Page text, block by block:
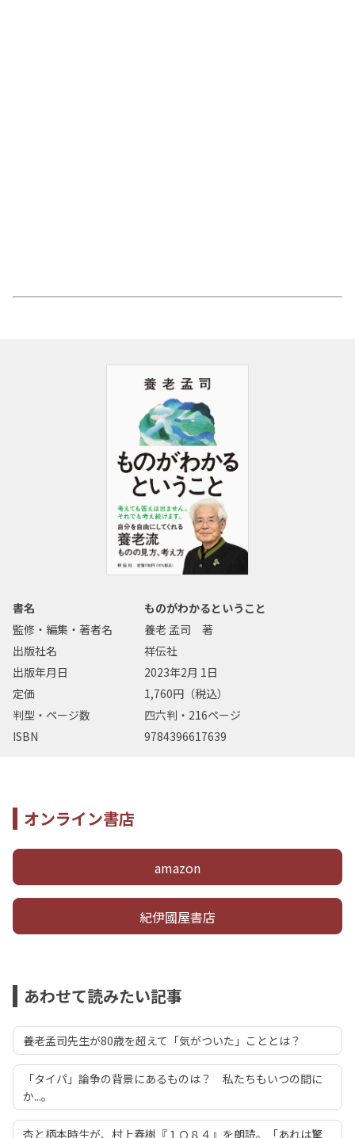
書名
ものがわかるということ
監修・編集・著者名
養老 孟司 著
出版社名
祥伝社
出版年月日
2023年2月 1日
定価
1,760円（税込）
判型・ページ数
四六判・216ページ
ISBN
9784396617639
オンライン書店
amazon
紀伊國屋書店
あわせて読みたい記事
養老孟司先生が80歳を超えて「気がついた」こととは？
「タイパ」論争の背景にあるものは？ 私たちもいつの間に
か...。
杏と柄本時生が、村上春樹『１Ｑ８４』を朗読。「あれは驚